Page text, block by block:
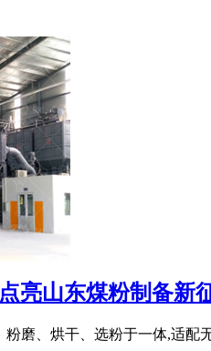
亮山东煤粉制备新
磨、烘干、选粉于一体,适